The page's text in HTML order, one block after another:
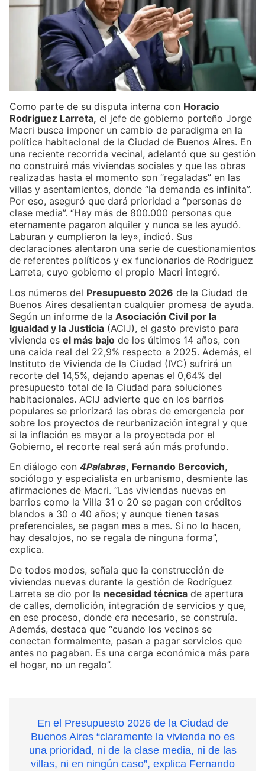
Como parte de su disputa interna con Horacio
Rodriguez Larreta, el jefe de gobierno porteño Jorge
Macri busca imponer un cambio de paradigma en la
política habitacional de la Ciudad de Buenos Aires. En
una reciente recorrida vecinal, adelantó que su gestión
no construirá más viviendas sociales y que las obras
realizadas hasta el momento son “regaladas” en las
villas y asentamientos, donde “la demanda es infinita”.
Por eso, aseguró que dará prioridad a “personas de
clase media”. “Hay más de 800.000 personas que
eternamente pagaron alquiler y nunca se les ayudó.
Laburan y cumplieron la ley», indicó. Sus
declaraciones alentaron una serie de cuestionamientos
de referentes políticos y ex funcionarios de Rodriguez
Larreta, cuyo gobierno el propio Macri integró.
Los números del Presupuesto 2026 de la Ciudad de
Buenos Aires desalientan cualquier promesa de ayuda.
Según un informe de la Asociación Civil por la
Igualdad y la Justicia (ACIJ), el gasto previsto para
vivienda es el más bajo de los últimos 14 años, con
una caída real del 22,9% respecto a 2025. Además, el
Instituto de Vivienda de la Ciudad (IVC) sufrirá un
recorte del 14,5%, dejando apenas el 0,64% del
presupuesto total de la Ciudad para soluciones
habitacionales. ACIJ advierte que en los barrios
populares se priorizará las obras de emergencia por
sobre los proyectos de reurbanización integral y que
si la inflación es mayor a la proyectada por el
Gobierno, el recorte real será aún más profundo.
En diálogo con 4Palabras, Fernando Bercovich,
sociólogo y especialista en urbanismo, desmiente las
afirmaciones de Macri. “Las viviendas nuevas en
barrios como la Villa 31 o 20 se pagan con créditos
blandos a 30 o 40 años; y aunque tienen tasas
preferenciales, se pagan mes a mes. Si no lo hacen,
hay desalojos, no se regala de ninguna forma”,
explica.
De todos modos, señala que la construcción de
viviendas nuevas durante la gestión de Rodríguez
Larreta se dio por la necesidad técnica de apertura
de calles, demolición, integración de servicios y que,
en ese proceso, donde era necesario, se construía.
Además, destaca que “cuando los vecinos se
conectan formalmente, pasan a pagar servicios que
antes no pagaban. Es una carga económica más para
el hogar, no un regalo”.
En el Presupuesto 2026 de la Ciudad de
Buenos Aires “claramente la vivienda no es
una prioridad, ni de la clase media, ni de las
villas, ni en ningún caso”, explica Fernando